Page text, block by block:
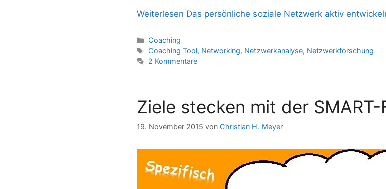
Weiterlesen Das persönliche soziale Netzwerk aktiv
Kategorien
Coaching
Schlagwörter
Coaching Tool, Networking, Netzwerkanalyse, Netzwerkforschung
2 Kommentare
Ziele stecken mit der SMART-
19. November 2015 von Christian H. Meyer